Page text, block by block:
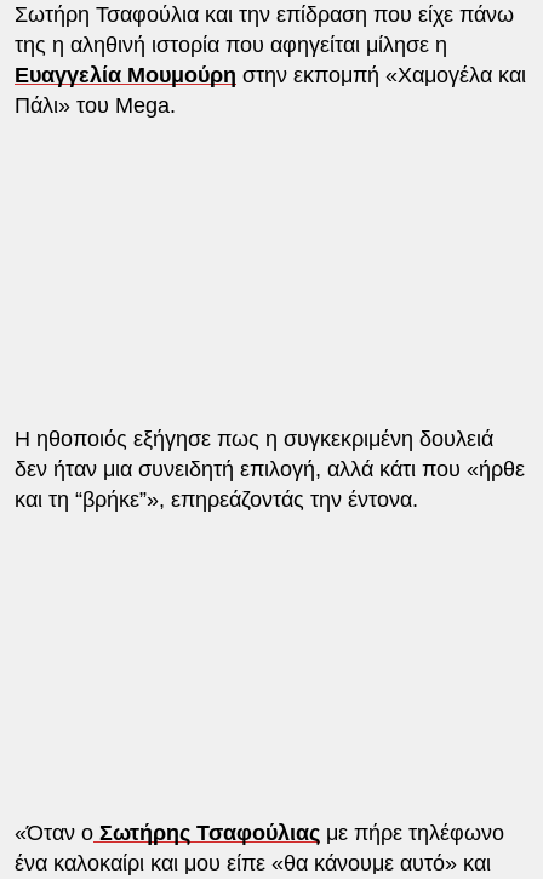
Σωτήρη Τσαφούλια και την επίδραση που είχε πάνω
της η αληθινή ιστορία που αφηγείται μίλησε η
Ευαγγελία Μουμούρη στην εκπομπή «Χαμογέλα και
Πάλι» του Mega.
Η ηθοποιός εξήγησε πως η συγκεκριμένη δουλειά
δεν ήταν μια συνειδητή επιλογή, αλλά κάτι που «ήρθε
και τη “βρήκε”», επηρεάζοντάς την έντονα.
«Όταν οΣωτήρης Τσαφούλιαςμε πήρε τηλέφωνο
ένα καλοκαίρι και μου είπε «θα κάνουμε αυτό» και